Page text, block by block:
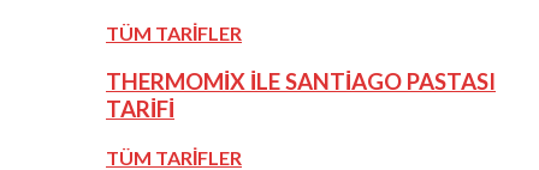
TÜM TARİFLER
THERMOMİX İLE SANTİAGO PASTASI
TARİFİ
TÜM TARİFLER